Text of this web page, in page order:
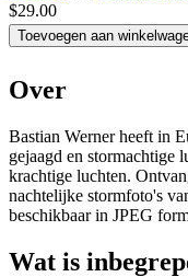
$29.00
Toevoegen aan
Over
Bastian Werner heeft in
gejaagd en stormachtige
krachtige luchten.
nachtelijke stormfoto's
beschikbaar in JPEG
Wat is